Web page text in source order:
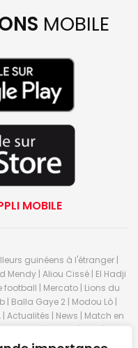
MOBILE
MOBILE
guinéens à l'étranger |
Mendy | Aliou Cissé | El Hadji
football | Mercato | Lions du
| Balla Gaye 2 | Modou Lô |
| Actualités | News | Match en
League | Ligue 1 | Liga | Serie
| Basket Guineens | Foot